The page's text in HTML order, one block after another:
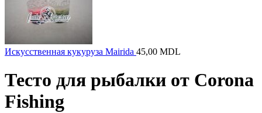
Искусственная кукуруза Mairida 45,00 MDL
Тесто для рыбалки от Corona
Fishing